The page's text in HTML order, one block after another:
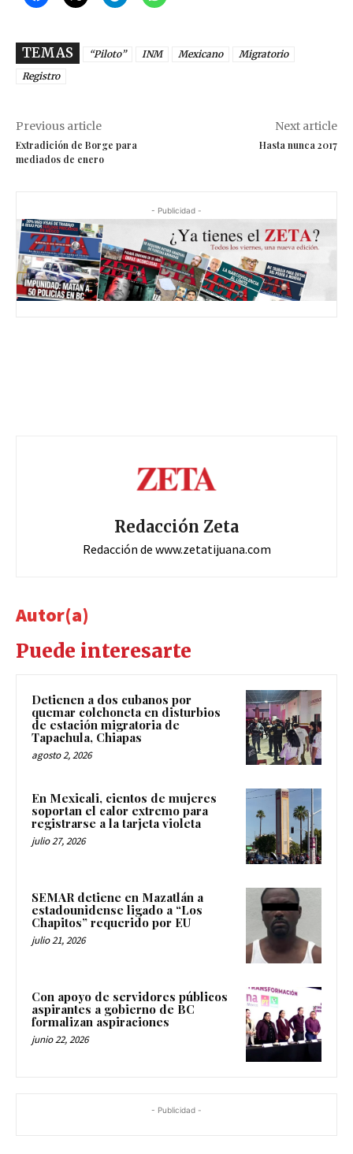
TEMAS “Piloto” INM Mexicano
Migratorio
Registro
Previous article
Extradición de Borge para
mediados de enero
Next article
Hasta nunca 2017
- Publicidad -
Redacción Zeta
Redacción de www.zetatijuana.com
Autor(a)
Puede interesarte
Detienen a dos cubanos por
quemar colchoneta en disturbios
de estación migratoria de
Tapachula, Chiapas
agosto 2, 2026
En Mexicali, cientos de mujeres
soportan el calor extremo para
registrarse a la tarjeta violeta
julio 27, 2026
SEMAR detiene en Mazatlán a
estadounidense ligado a “Los
Chapitos” requerido por EU
julio 21, 2026
Con apoyo de servidores públicos
aspirantes a gobierno de BC
formalizan aspiraciones
junio 22, 2026
- Publicidad -